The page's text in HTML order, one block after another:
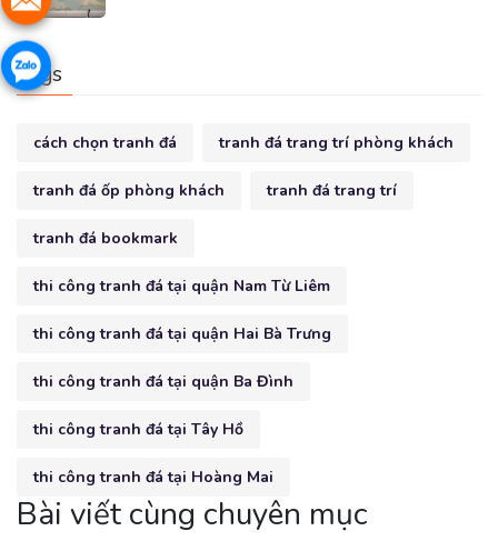
Tags
cách chọn tranh đá tranh đá trang trí phòng khách
tranh đá ốp phòng khách tranh đá trang trí
tranh đá bookmark
thi công tranh đá tại quận Nam Từ Liêm
thi công tranh đá tại quận Hai Bà Trưng
thi công tranh đá tại quận Ba Đình
thi công tranh đá tại Tây Hồ
thi công tranh đá tại Hoàng Mai
Bài viết cùng chuyên mục